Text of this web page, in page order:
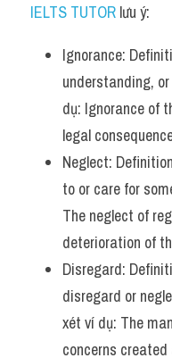
IELTS TUTOR lưu ý:
Ignorance:
understanding,
dụ: Ignorance of
legal
Neglect:
to or care for
The neglect of
deterioration of
Disregard:
disregard or
xét ví dụ: The
concerns